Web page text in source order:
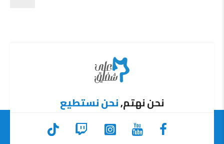
نحن نهتم,نحن نستطيع